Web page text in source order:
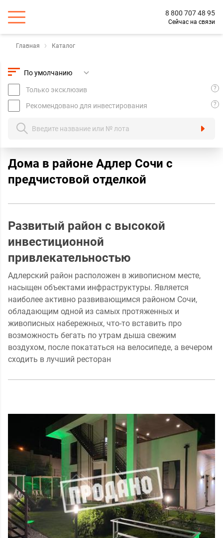
8 800 707 48 95
Сейчас на связи
Главная Каталог
Только эксклюзив ?
Рекомендовано для инвестирования ?
Дома в районе Адлер Сочи с
предчистовой отделкой
Развитый район с высокой
инвестиционной
привлекательностью
Адлерский район расположен в живописном месте,
насыщен объектами инфраструктуры. Является
наиболее активно развивающимся районом Сочи,
обладающим одной из самых протяженных и
живописных набережных, что-то вставить про
возможность бегать по утрам дыша свежим
воздухом, после покататься на велосипеде, а вечером
сходить в лучший ресторан